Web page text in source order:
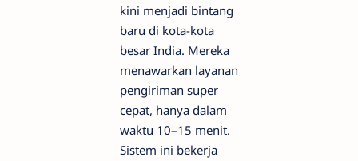
kini menjadi bintang
baru di kota-kota
besar India. Mereka
menawarkan layanan
pengiriman super
cepat, hanya dalam
waktu 10–15 menit.
Sistem ini bekerja